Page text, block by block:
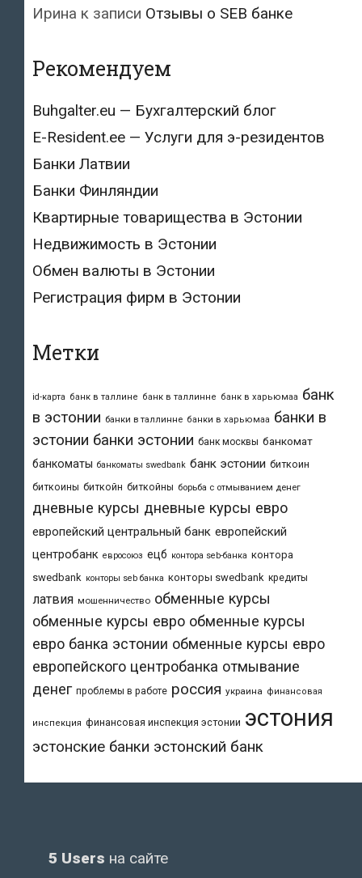
Ирина к записи Отзывы о SEB банке
Рекомендуем
Buhgalter.eu — Бухгалтерский блог
E-Resident.ee — Услуги для э-резидентов
Банки Латвии
Банки Финляндии
Квартирные товарищества в Эстонии
Недвижимость в Эстонии
Обмен валюты в Эстонии
Регистрация фирм в Эстонии
Метки
id-карта банк в таллине банк в таллинне банк в харьюмаа банк
в эстонии банки в таллинне банки в харьюмаа банки в
эстонии банки эстонии банк москвы банкомат
банкоматы банкоматы swedbank банк эстонии биткоин
биткоины биткойн биткойны борьба с отмыванием денег
дневные курсы дневные курсы евро
европейский центральный банк европейский
центробанк евросоюз ецб контора seb-банка контора
swedbank конторы seb банка конторы swedbank кредиты
латвия мошенничество обменные курсы
обменные курсы евро обменные курсы
евро банка эстонии обменные курсы евро
европейского центробанка отмывание
денег проблемы в работе россия украина финансовая
инспекция финансовая инспекция эстонии эстония
эстонские банки эстонский банк
5 Users на сайте